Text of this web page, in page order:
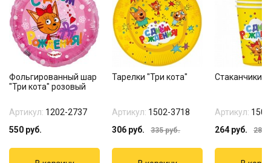
Фольгированный шар
"Три кота" розовый
Артикул: 1202-2737
550 руб.
Тарелки "Три кота"
Артикул: 1502-3718
306 руб. 335руб.
Стаканчики
Артикул:
264 руб. 285